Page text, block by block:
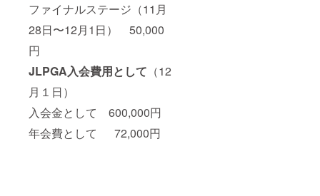
ファイナルステージ（11月
28日〜12月1日） 50,000
円
JLPGA入会費用として （12
月１日）
入会金として 600,000円
年会費として 72,000円